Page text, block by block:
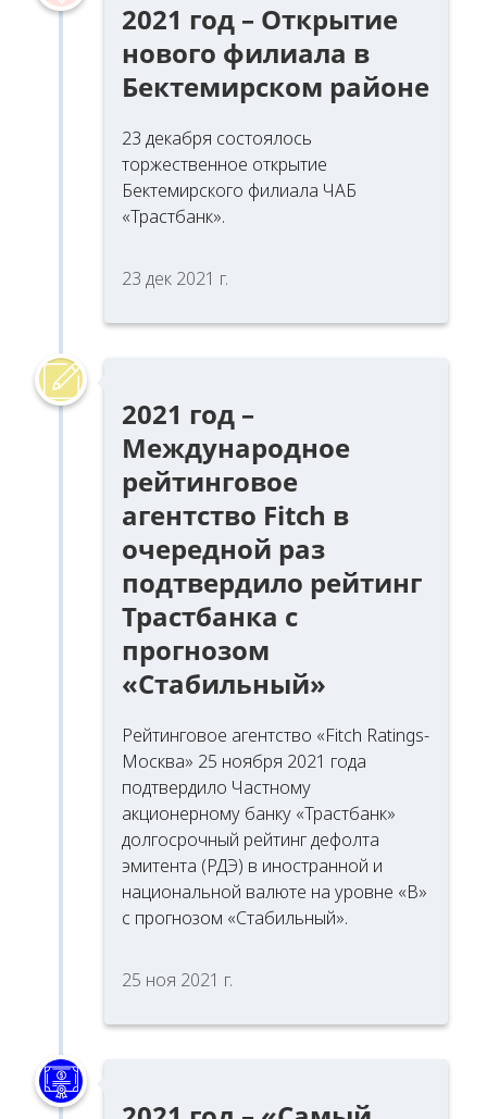
2021 год – Открытие
нового филиала в
Бектемирском районе
23 декабря состоялось
торжественное открытие
Бектемирского филиала ЧАБ
«Трастбанк».
23 дек 2021 г.
2021 год –
Международное
рейтинговое
агентство Fitch в
очередной раз
подтвердило рейтинг
Трастбанка с
прогнозом
«Стабильный»
Рейтинговое агентство «Fitch Ratings-
Москва» 25 ноября 2021 года
подтвердило Частному
акционерному банку «Трастбанк»
долгосрочный рейтинг дефолта
эмитента (РДЭ) в иностранной и
национальной валюте на уровне «В»
с прогнозом «Стабильный».
25 ноя 2021 г.